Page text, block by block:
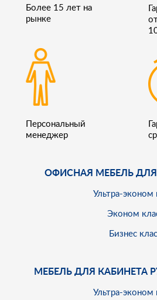
Более 15 лет на
рынке
Персональный
менеджер
ОФИСНАЯ МЕБЕЛЬ
Ультра-эконом
Эконом
Бизнес
МЕБЕЛЬ ДЛЯ КАБИНЕТА
Ультра-эконом